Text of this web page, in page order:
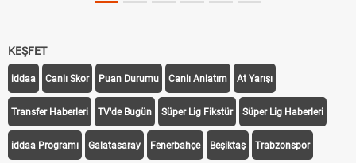
Off Tarihi Belli Oldu
KEŞFET
iddaa Canlı Skor Puan Durumu Canlı Anlatım At Yarışı
Transfer Haberleri TV'de Bugün Süper Lig Fikstür Süper Lig Haberleri